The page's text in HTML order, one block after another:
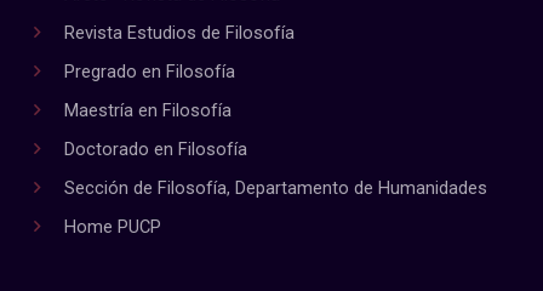
Revista Estudios de Filosofía
Pregrado en Filosofía
Maestría en Filosofía
Doctorado en Filosofía
Sección de Filosofía, Departamento de Humanidades
Home PUCP